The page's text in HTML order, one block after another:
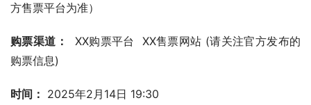
方售票平台为准）
购票渠道：
  XX购票平台  XX售票网站 (请关注官方发布的
购票信息)
时间： 2025年2月14日 19:30